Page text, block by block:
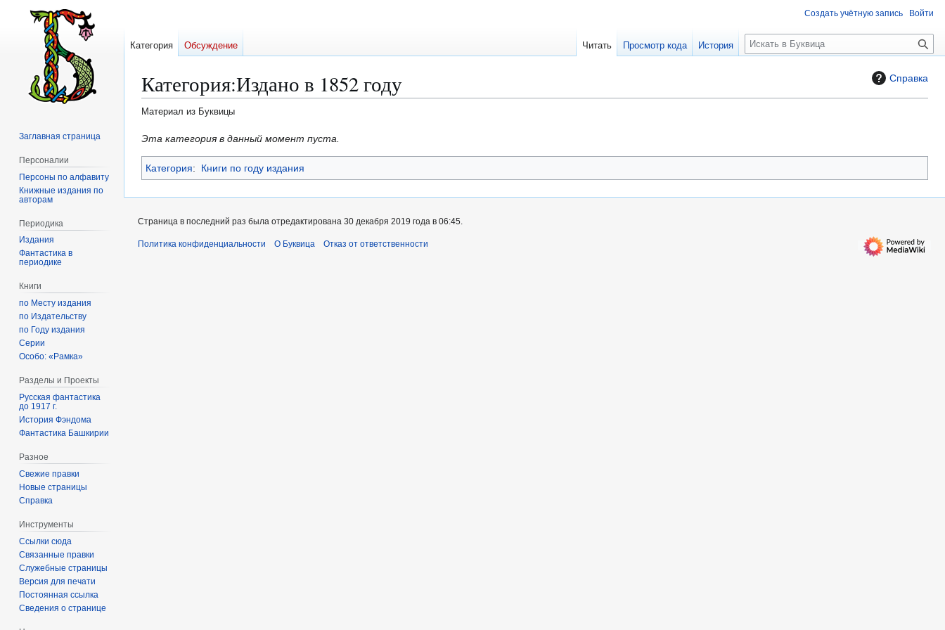
Справка
Категория:Издано в 1852 году
Материал из Буквицы
Перейти
навигации
Перейти
поиску
Эта категория в данный момент пуста.
Категория: Книги по году издания
Создать учётную запись Войти
Категория Обсуждение Читать Просмотр кода История
П
о
к
Заглавная страница
Персоналии
Персоны по алфавиту
Книжные издания по
авторам
Периодика
Издания
Фантастика в
периодике
Книги
по Месту издания
по Издательству
по Году издания
Серии
Особо: «Рамка»
Разделы и Проекты
Русская фантастика
до 1917 г.
История Фэндома
Фантастика Башкирии
Разное
Свежие правки
Новые страницы
Справка
Инструменты
Ссылки сюда
Связанные правки
Служебные страницы
Версия для печати
Постоянная ссылка
Сведения о странице
Страница в последний раз была отредактирована 30 декабря 2019 года в 06:45.
Политика конфиденциальности О Буквица Отказ от ответственности